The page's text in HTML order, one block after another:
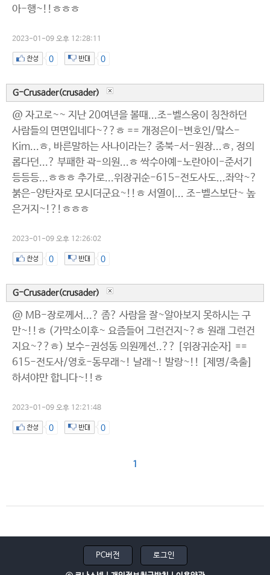
아-행~!!ㅎㅎㅎ
2023-01-09 오후 12:28:11
0 0
G-Crusader(crusader)
@ 자고로~~ 지난 20여년을 볼때...조-벨스옹이 칭찬하던
사람들의 면면입네다~??ㅎ == 개정은이-변호인/맠스-
Kim...ㅎ, 바른말하는 사나이라는? 종북-서-원장...ㅎ, 정의
롭다던...? 부패한 곽-의원...ㅎ 싹수아예-노란아이-준서기
등등등...ㅎㅎㅎ 추가로...위장귀순-615-전도사도...좌악~?
붉은-양탄자로 모시더군요~!!ㅎ 서열이... 조-벨스보단~ 높
은거지~!?!ㅎㅎㅎ
2023-01-09 오후 12:26:02
0 0
G-Crusader(crusader)
@ MB-장로께서...? 좀? 사람을 잘~알아보지 못하시는 구
만~!!ㅎ (가막소이후~ 요즘들어 그런건지~?ㅎ 원래 그런건
지요~??ㅎ) 보수-권성동 의원께선..?? [위장귀순자] ==
615-전도사/영호-동무래~! 날래~! 발랑~!! [제명/축출]
하셔야만 합니다~!!ㅎ
2023-01-09 오후 12:21:48
0 0
1
PC버전 로그인